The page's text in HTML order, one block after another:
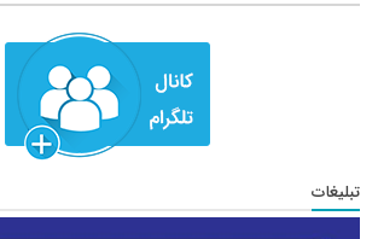
تبلیغات